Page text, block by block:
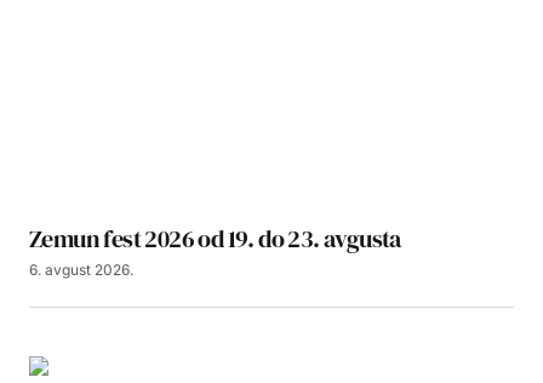
Zemun fest 2026 od 19. do 23. avgusta
6. avgust 2026.